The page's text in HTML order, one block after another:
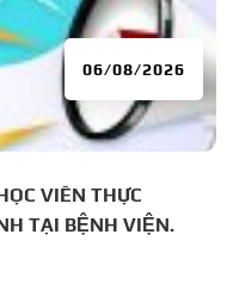
VIÊN THỰC
TẠI BỆNH VIỆN.
06/08/2026